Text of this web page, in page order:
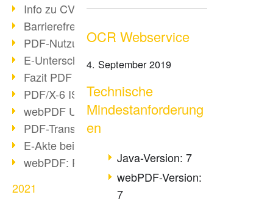
Info zu CVE-2022-22965
Barrierefreiheit mehr als Inklusion
PDF-Nutzung durch Pandemie
E-Unterschriften für Verwaltung
Fazit PDF Days 2021
PDF/X-6 ISO-Norm
webPDF Update 8.0.0.2393
PDF-Transparenz beim PDF-Format
E-Akte bei Behörden
webPDF: PDF-Anhänge verwalten
2021
OCR Webservice
4. September 2019
Technische
Mindestanforderung
en
Java-Version: 7
webPDF-Version:
7